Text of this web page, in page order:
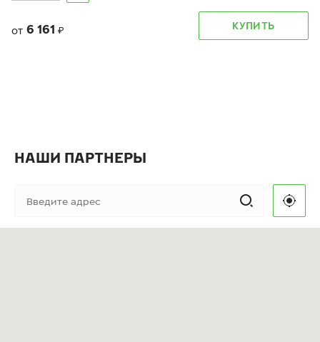
от 6 161 ₽ КУПИТЬ
НАШИ ПАРТНЕРЫ